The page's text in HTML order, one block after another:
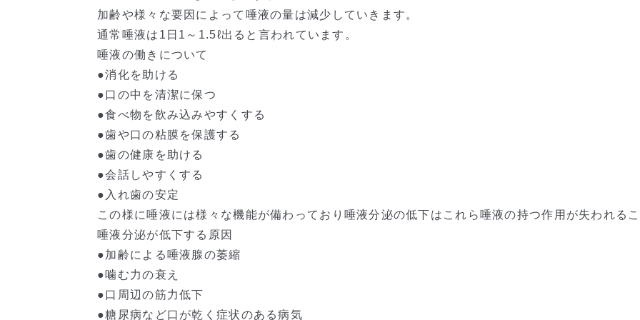
加齢や様々な要因によって唾液の量は減少していきます。
通常唾液は1日1～1.5ℓ出ると言われています。
唾液の働きについて
●消化を助ける
●口の中を清潔に保つ
●食べ物を飲み込みやすくする
●歯や口の粘膜を保護する
●歯の健康を助ける
●会話しやすくする
●入れ歯の安定
この様に唾液には様々な機能が備わっており唾液分泌の低下はこれら唾液の持つ作用が失われるこ
唾液分泌が低下する原因
●加齢による唾液腺の萎縮
●噛む力の衰え
●口周辺の筋力低下
●糖尿病など口が乾く症状のある病気